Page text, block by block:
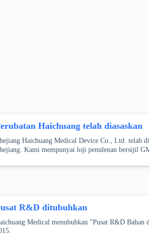
Haichuang telah diasaskan
Haichuang Medical Device Co., Ltd. telah
Kami mempunyai loji penulenan bersijil
R&D ditubuhkan
Medical menubuhkan "Pusat R&D Bahan